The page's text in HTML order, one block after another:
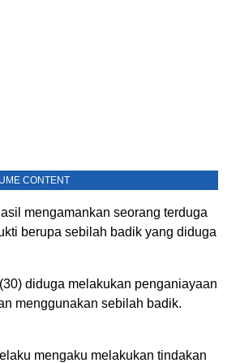
CONTENT
mengamankan seorang terduga
berupa sebilah badik yang diduga
diduga melakukan penganiayaan
menggunakan sebilah badik.
mengaku melakukan tindakan